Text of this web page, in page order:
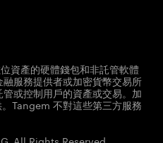
資產的硬體錢包和非託管軟體
服務提供者或加密貨幣交易所
或控制用戶的資產或交易。加
Tangem 不對這些第三方服務